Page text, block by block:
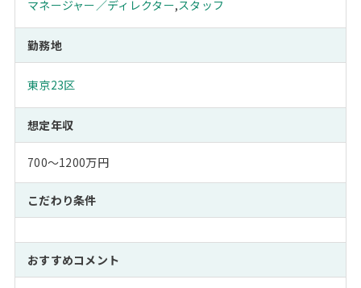
マネージャー／ディレクター,スタッフ
勤務地
東京23区
想定年収
700～1200万円
こだわり条件
おすすめコメント